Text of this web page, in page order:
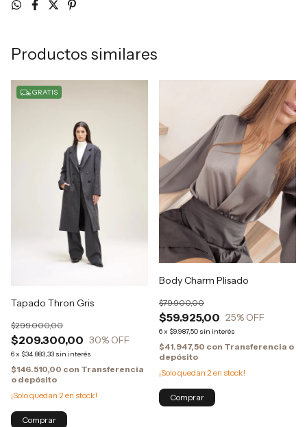
Productos similares
GRATIS
Tapado Thron Gris
$209.300,00
$299.000,00
30% OFF
6x $34.883,33 sin interés
$146.510,00 con Transferencia
o depósito
¡Solo quedan 2en stock!
Body Charm Plisado
$59.925,00
$79.900,00
25% OFF
6x $9.987,50 sin interés
$41.947,50 con Transferencia o
depósito
¡Solo quedan 2 en stock!